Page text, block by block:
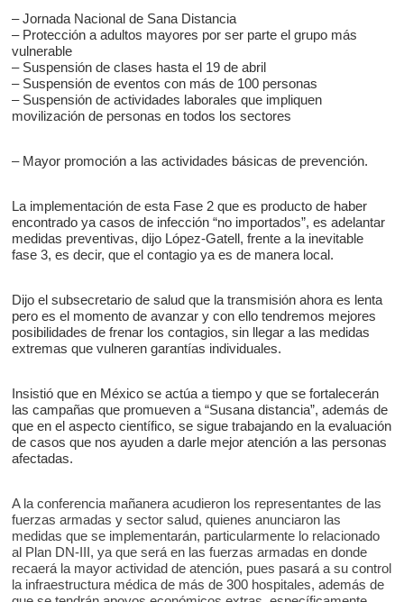
– Jornada Nacional de Sana Distancia
– Protección a adultos mayores por ser parte el grupo más
vulnerable
– Suspensión de clases hasta el 19 de abril
– Suspensión de eventos con más de 100 personas
– Suspensión de actividades laborales que impliquen
movilización de personas en todos los sectores
– Mayor promoción a las actividades básicas de prevención.
La implementación de esta Fase 2 que es producto de haber
encontrado ya casos de infección “no importados”, es adelantar
medidas preventivas, dijo López-Gatell, frente a la inevitable
fase 3, es decir, que el contagio ya es de manera local.
Dijo el subsecretario de salud que la transmisión ahora es lenta
pero es el momento de avanzar y con ello tendremos mejores
posibilidades de frenar los contagios, sin llegar a las medidas
extremas que vulneren garantías individuales.
Insistió que en México se actúa a tiempo y que se fortalecerán
las campañas que promueven a “Susana distancia”, además de
que en el aspecto científico, se sigue trabajando en la evaluación
de casos que nos ayuden a darle mejor atención a las personas
afectadas.
A la conferencia mañanera acudieron los representantes de las
fuerzas armadas y sector salud, quienes anunciaron las
medidas que se implementarán, particularmente lo relacionado
al Plan DN-III, ya que será en las fuerzas armadas en donde
recaerá la mayor actividad de atención, pues pasará a su control
la infraestructura médica de más de 300 hospitales, además de